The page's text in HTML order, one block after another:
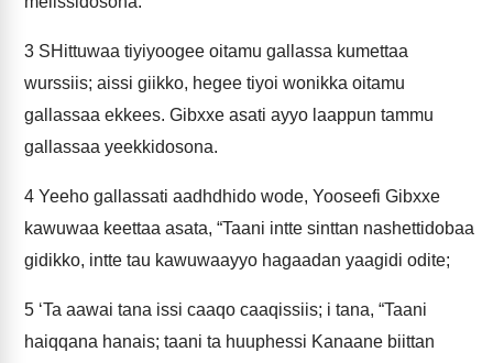
3 SHittuwaa tiyiyoogee oitamu gallassa kumettaa
wurssiis; aissi giikko, hegee tiyoi wonikka oitamu
gallassaa ekkees. Gibxxe asati ayyo laappun tammu
gallassaa yeekkidosona.
4 Yeeho gallassati aadhdhido wode, Yooseefi Gibxxe
kawuwaa keettaa asata, “Taani intte sinttan nashettidobaa
gidikko, intte tau kawuwaayyo hagaadan yaagidi odite;
5 ‘Ta aawai tana issi caaqo caaqissiis; i tana, “Taani
haiqqana hanais; taani ta huuphessi Kanaane biittan